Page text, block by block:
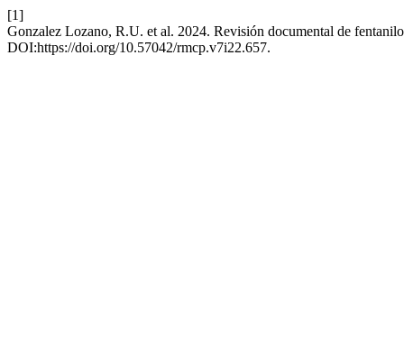
[1]
Gonzalez Lozano, R.U. et al. 2024. Revisión documental de
DOI:https://doi.org/10.57042/rmcp.v7i22.657.